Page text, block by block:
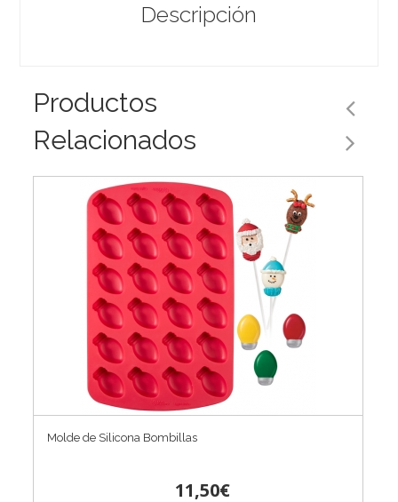
Descripción
Productos
Relacionados
Molde de Silicona Bombillas
11,50€